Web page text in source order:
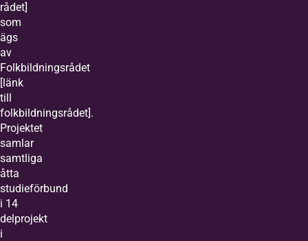
rådet]
som
ägs
av
Folkbildningsrådet
[länk
till
folkbildningsrådet].
Projektet
samlar
samtliga
åtta
studieförbund
i 14
delprojekt
i